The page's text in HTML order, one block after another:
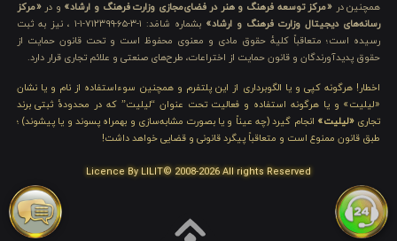
همچنین در «مرکز توسعه فرهنگ و هنر در فضای‌مجازی وزارت فرهنگ و ارشاد» و در«مرکز
رسانه‌های دیجیتال وزارت فرهنگ و ارشاد»
بشماره شامَد: ۱-۳-۶۵-۷۱۲۳۹۹-۱-۱ ، نیز به ثبت
رسیده است؛ متعاقباً کلیهٔ حقوق مادی و معنوی محفوظ است و تحت قانون حمایت از
حقوق پدیدآورندگان و قانون حمایت از اختراعات، طرح‌های صنعتی و علائم تجاری قرار دارد.
اخطار! هرگونه کپی و یا الگوبرداری از این پلتفرم و همچنین سوءاستفاده از نام و یا نشان
«لیلیت» و یا هرگونه استفاده و فعالیت تحت عنوان “لیلیت” که در محدودهٔ ثبتی برند
تجاری «لیلیت» انجام گیرد (چه عیناً و یا بصورت مشابه‌سازی و بهمراه پسوند و یا پیشوند) ؛
طبق قانون ممنوع است و متعاقباً پیگرد قانونی و قضایی خواهد داشت!
Licence By LILIT© 2008-2026 All rights Reserved